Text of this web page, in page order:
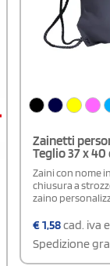
Zainetti
Teglio 37 x 40
Zaini con nome
chiusura a
zaino
€1,58cad. iva
Spedizione